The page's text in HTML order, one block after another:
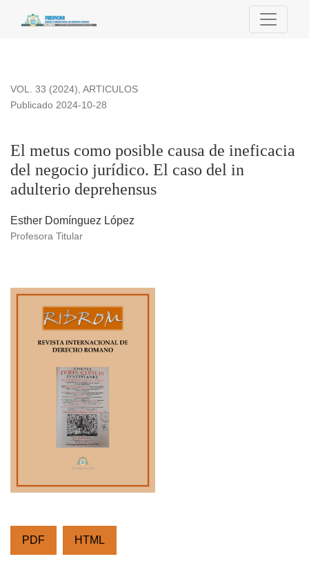
El metus como posible causa de ineficacia del negocio
VOL. 33 (2024), ARTICULOS
El metus como posible causa de ineficacia
del negocio jurídico. El caso del in
adulterio deprehensus
Publicado 2024-10-28
Esther Domínguez López
Profesora Titular
PDF HTML